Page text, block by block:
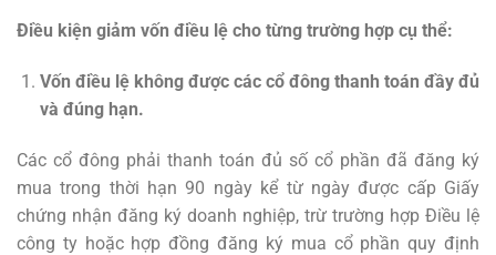
Điều kiện giảm vốn điều lệ cho từng trường hợp cụ thể:
Vốn điều lệ không được các cổ đông thanh toán đầy đủ
và đúng hạn.
Các cổ đông phải thanh toán đủ số cổ phần đã đăng ký
mua trong thời hạn 90 ngày kể từ ngày được cấp Giấy
chứng nhận đăng ký doanh nghiệp, trừ trường hợp Điều lệ
công ty hoặc hợp đồng đăng ký mua cổ phần quy định